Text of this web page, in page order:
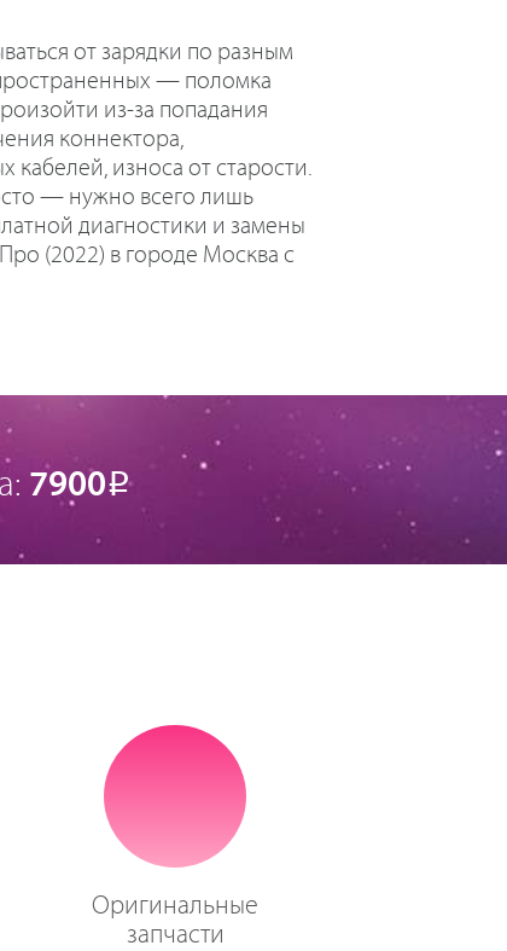
от зарядки по разным
— поломка
из-за попадания
коннектора,
кабелей, износа от старости.
— нужно всего лишь
диагностики и замены
(2022) в городе Москва с
7900Р
Оригинальные
запчасти